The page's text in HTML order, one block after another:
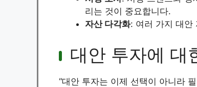
리는 것이 중요합니다.
자산 다각화: 여러 가지 대안
대안 투자에 대
“대안 투자는 이제 선택이 아니라